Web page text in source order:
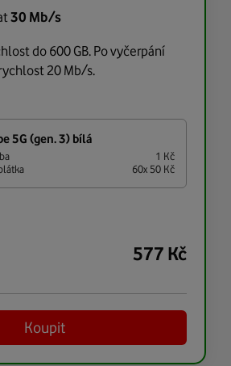
30 Mb/s
do 600 GB. Po vyčerpání
20 Mb/s.
5G (gen. 3) bílá
1 Kč
60x 50 Kč
577 Kč
Koupit